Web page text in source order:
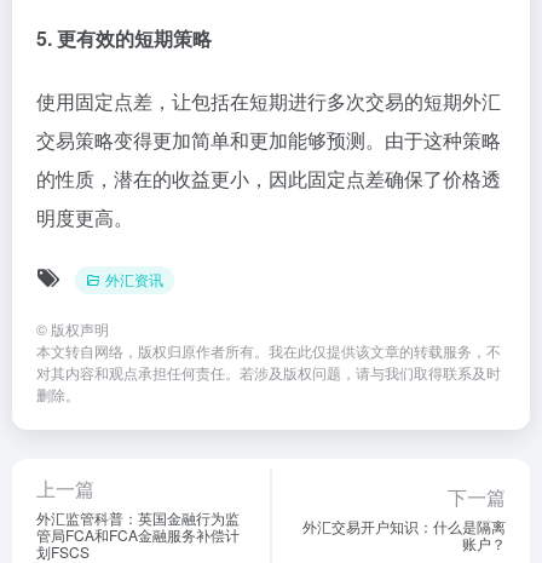
5. 更有效的短期策略
使用固定点差，让包括在短期进行多次交易的短期外汇
交易策略变得更加简单和更加能够预测。由于这种策略
的性质，潜在的收益更小，因此固定点差确保了价格透
明度更高。
外汇资讯
© 版权声明
本文转自网络，版权归原作者所有。我在此仅提供该文章的转载服务，不
对其内容和观点承担任何责任。若涉及版权问题，请与我们取得联系及时
删除。
上一篇
外汇监管科普：英国金融行为监
管局FCA和FCA金融服务补偿计
划FSCS
下一篇
外汇交易开户知识：什么是隔离
账户？